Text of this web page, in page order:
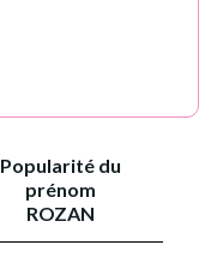
Popularité du
prénom
ROZAN